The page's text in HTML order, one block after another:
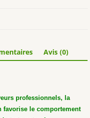
Avis (0)
professionnels, la
favorise le comportement